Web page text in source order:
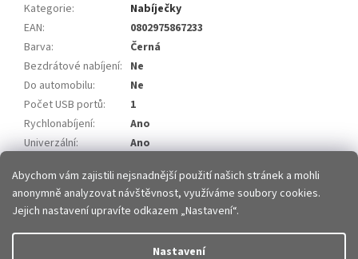
Abychom vám zajistili nejsnadnější použití našich stránek a mohli
anonymně analyzovat návštěvnost, využíváme soubory cookies.
Jejich nastavení upravíte odkazem „Nastavení“.
Nastavení
Kategorie:
Nabíječky
EAN:
0802975867233
Barva:
Černá
Bezdrátové nabíjení: Ne
Do automobilu:
Ne
Počet USB portů:
1
Rychlonabíjení:
Ano
Univerzální:
Ano